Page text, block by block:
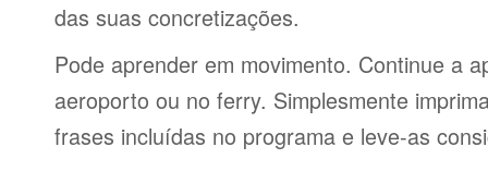
das suas concretizações.
Pode aprender em movimento. Continue a
aeroporto ou no ferry. Simplesmente
frases incluídas no programa e leve-as